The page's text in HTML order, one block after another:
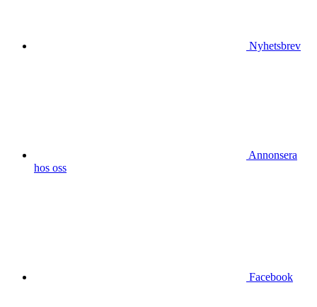
Nyhetsbrev
Annonsera
hos oss
Facebook